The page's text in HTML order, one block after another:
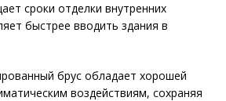
сроки отделки внутренних
быстрее вводить здания в
брус обладает хорошей
воздействиям, сохраняя